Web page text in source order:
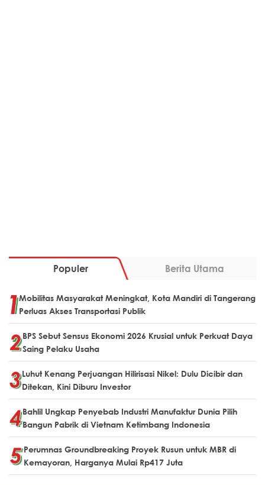
Populer Berita Utama
Mobilitas Masyarakat Meningkat, Kota Mandiri di Tangerang
Perluas Akses Transportasi Publik
BPS Sebut Sensus Ekonomi 2026 Krusial untuk Perkuat Daya
Saing Pelaku Usaha
Luhut Kenang Perjuangan Hilirisasi Nikel: Dulu Dicibir dan
Ditekan, Kini Diburu Investor
Bahlil Ungkap Penyebab Industri Manufaktur Dunia Pilih
Bangun Pabrik di Vietnam Ketimbang Indonesia
Perumnas Groundbreaking Proyek Rusun untuk MBR di
Kemayoran, Harganya Mulai Rp417 Juta